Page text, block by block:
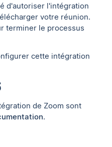
d'autoriser l'intégration
votre réunion.
terminer le processus
cette intégration
de Zoom sont
.